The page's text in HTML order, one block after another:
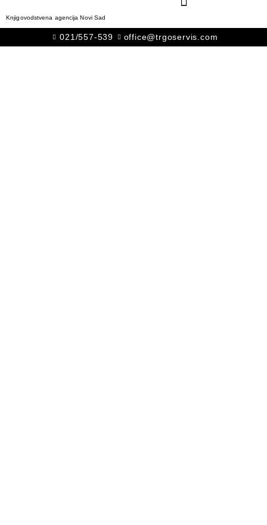
Knjigovodstvena agencija Novi Sad
021/557-539 office@trgoservis.com